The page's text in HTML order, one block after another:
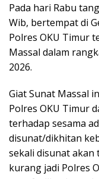
Pada hari Rabu
Wib, bertempat di
Polres OKU Timur
Massal dalam
2026.
Giat Sunat Massal
Polres OKU Timur
terhadap sesama
disunat/dikhitan
sekali disunat
kurang jadi Polres